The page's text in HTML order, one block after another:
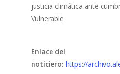
justicia climática ante
Vulnerable
Enlace del
noticiero: https://